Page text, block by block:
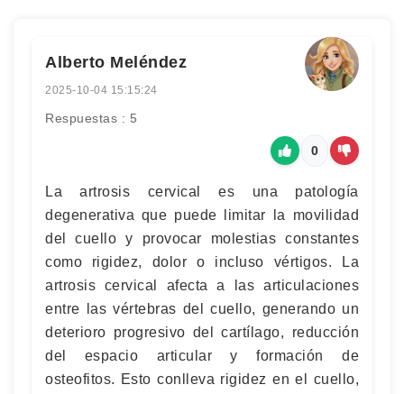
Alberto Meléndez
2025-10-04 15:15:24
Respuestas : 5
0
La artrosis cervical es una patología
degenerativa que puede limitar la movilidad
del cuello y provocar molestias constantes
como rigidez, dolor o incluso vértigos. La
artrosis cervical afecta a las articulaciones
entre las vértebras del cuello, generando un
deterioro progresivo del cartílago, reducción
del espacio articular y formación de
osteofitos. Esto conlleva rigidez en el cuello,